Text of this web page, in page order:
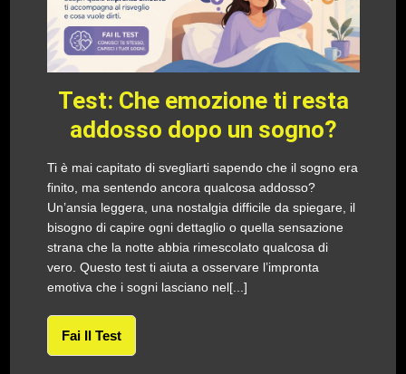
Test: Che emozione ti resta
addosso dopo un sogno?
Ti è mai capitato di svegliarti sapendo che il sogno era
finito, ma sentendo ancora qualcosa addosso?
Un’ansia leggera, una nostalgia difficile da spiegare, il
bisogno di capire ogni dettaglio o quella sensazione
strana che la notte abbia rimescolato qualcosa di
vero. Questo test ti aiuta a osservare l’impronta
emotiva che i sogni lasciano nel[...]
Fai Il Test